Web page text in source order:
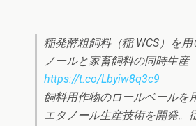
稲発酵粗飼料（稲 WCS）を
ノールと家畜飼料の同時生産
https://t.co/Lbyiw8q3c9
飼料用作物のロールベールを
エタノール生産技術を開発。